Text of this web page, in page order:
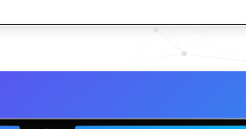
Plateforme Agréée
aux questions